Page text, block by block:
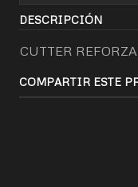
DESCRIPCIÓN
CUTTER
COMPARTIR ESTE